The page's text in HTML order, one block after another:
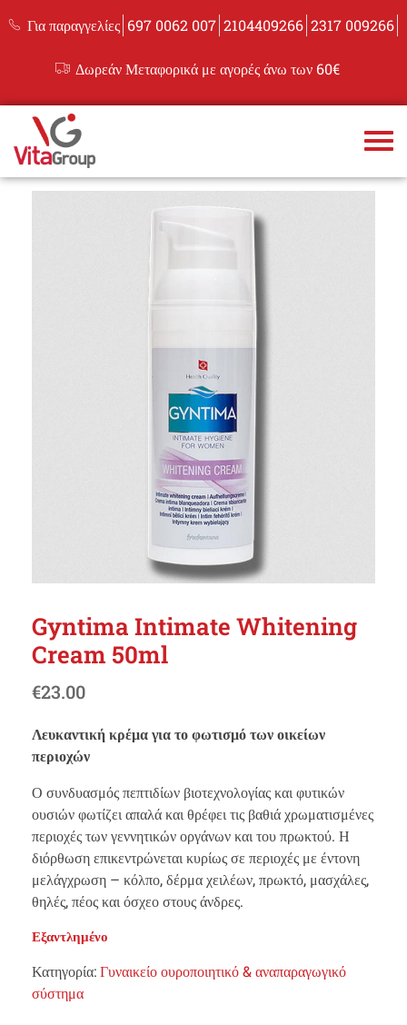
Για παραγγελίες 697 0062 007 2104409266 2317 009266
Δωρεάν Μεταφορικά με αγορές άνω των 60€
Gyntima Intimate Whitening
Cream 50ml
€23.00
Λευκαντική κρέμα για το φωτισμό των οικείων
περιοχών
Ο συνδυασμός πεπτιδίων βιοτεχνολογίας και φυτικών
ουσιών φωτίζει απαλά και θρέφει τις βαθιά χρωματισμένες
περιοχές των γεννητικών οργάνων και του πρωκτού. Η
διόρθωση επικεντρώνεται κυρίως σε περιοχές με έντονη
μελάγχρωση – κόλπο, δέρμα χειλέων, πρωκτό, μασχάλες,
θηλές, πέος και όσχεο στους άνδρες.
Εξαντλημένο
Κατηγορία:Γυναικείο ουροποιητικό & αναπαραγωγικό
σύστημα